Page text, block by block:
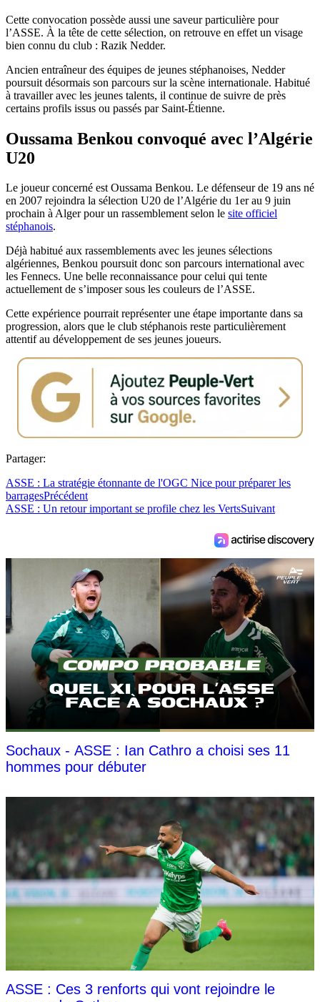
Cette convocation possède aussi une saveur particulière pour
l’ASSE. À la tête de cette sélection, on retrouve en effet un visage
bien connu du club : Razik Nedder.
Ancien entraîneur des équipes de jeunes stéphanoises, Nedder
poursuit désormais son parcours sur la scène internationale. Habitué
à travailler avec les jeunes talents, il continue de suivre de près
certains profils issus ou passés par Saint-Étienne.
Oussama Benkou convoqué avec l’Algérie
U20
Le joueur concerné est Oussama Benkou. Le défenseur de 19 ans né
en 2007 rejoindra la sélection U20 de l’Algérie du 1er au 9 juin
prochain à Alger pour un rassemblement selon le site officiel
stéphanois.
Déjà habitué aux rassemblements avec les jeunes sélections
algériennes, Benkou poursuit donc son parcours international avec
les Fennecs. Une belle reconnaissance pour celui qui tente
actuellement de s’imposer sous les couleurs de l’ASSE.
Cette expérience pourrait représenter une étape importante dans sa
progression, alors que le club stéphanois reste particulièrement
attentif au développement de ses jeunes joueurs.
Partager:
ASSE : La stratégie étonnante de l'OGC Nice pour préparer les
barragesPrécédent
ASSE : Un retour important se profile chez les VertsSuivant
Sochaux - ASSE : Ian Cathro a choisi ses 11
hommes pour débuter
ASSE : Ces 3 renforts qui vont rejoindre le